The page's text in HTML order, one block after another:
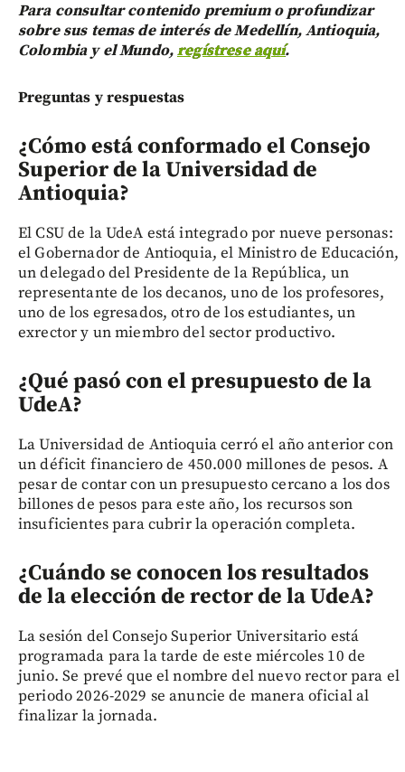
Para consultar contenido premium o profundizar
sobre sus temas de interés de Medellín, Antioquia,
Colombia y el Mundo,regístrese aquí.
Preguntas y respuestas
¿Cómo está conformado el Consejo
Superior de la Universidad de
Antioquia?
El CSU de la UdeA está integrado por nueve personas:
el Gobernador de Antioquia, el Ministro de Educación,
un delegado del Presidente de la República, un
representante de los decanos, uno de los profesores,
uno de los egresados, otro de los estudiantes, un
exrector y un miembro del sector productivo.
¿Qué pasó con el presupuesto de la
UdeA?
La Universidad de Antioquia cerró el año anterior con
un déficit financiero de 450.000 millones de pesos. A
pesar de contar con un presupuesto cercano a los dos
billones de pesos para este año, los recursos son
insuficientes para cubrir la operación completa.
¿Cuándo se conocen los resultados
de la elección de rector de la UdeA?
La sesión del Consejo Superior Universitario está
programada para la tarde de este miércoles 10 de
junio. Se prevé que el nombre del nuevo rector para el
periodo 2026-2029 se anuncie de manera oficial al
finalizar la jornada.